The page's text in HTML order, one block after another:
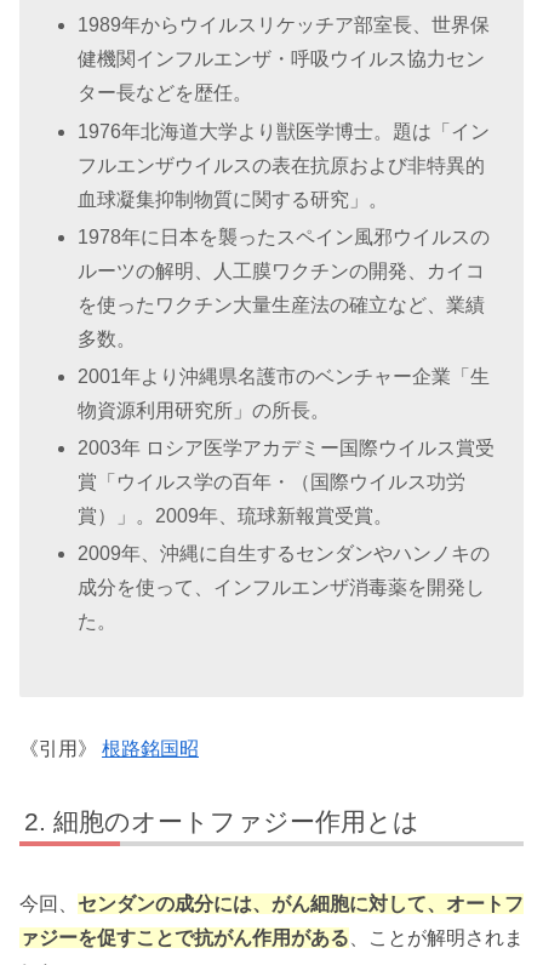
1989年からウイルスリケッチア部室長、世界保
健機関インフルエンザ・呼吸ウイルス協力セン
ター長などを歴任。
1976年北海道大学より獣医学博士。題は「イン
フルエンザウイルスの表在抗原および非特異的
血球凝集抑制物質に関する研究」。
1978年に日本を襲ったスペイン風邪ウイルスの
ルーツの解明
人工膜ワクチンの開発
カイコ
を使ったワクチン大量生産法の確立など、業績
多数。
2001年より沖縄県名護市のベンチャー企業「生
物資源利用研究所」の所長。
2003年 ロシア医学アカデミー国際ウイルス賞受
賞「ウイルス学の百年・（国際ウイルス功労
賞）」 。2009年、琉球新報賞受賞。
2009年、沖縄に自生するセンダンやハンノキの
成分を使って、インフルエンザ消毒薬を開発し
た。
《引用》 根路銘国昭
細胞のオートファジー作用とは
今回、 センダンの成分には、がん細胞に対して、オートフ
ァジーを促すことで抗がん作用がある 、ことが解明されま